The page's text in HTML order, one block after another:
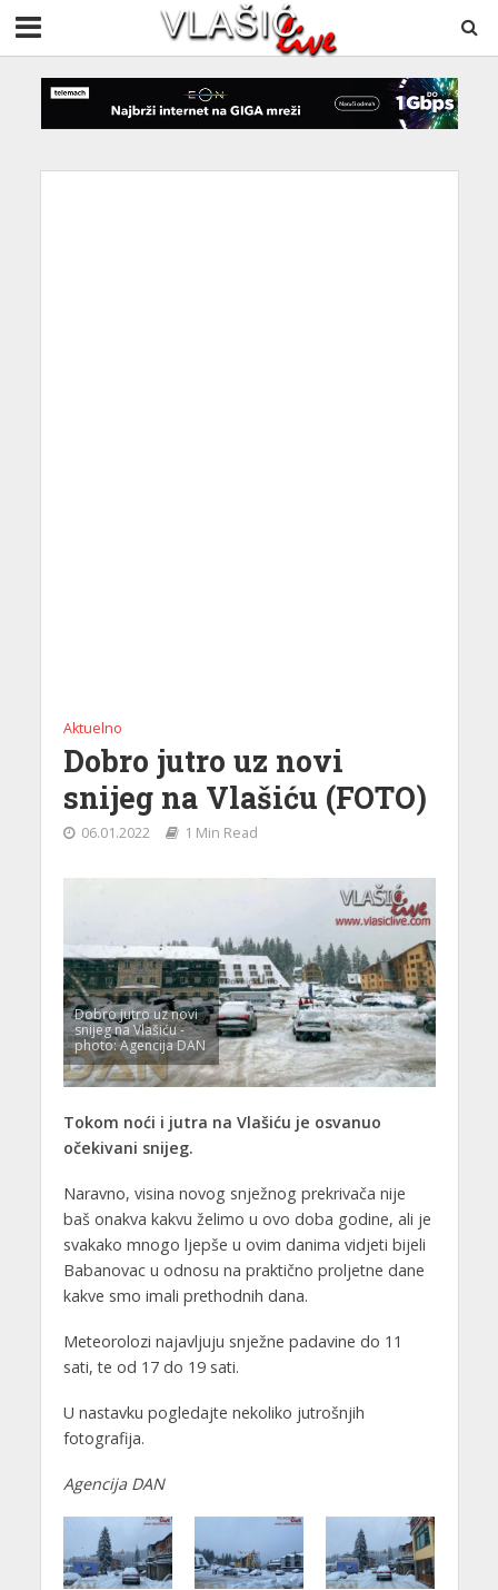
Aktuelno
Dobro jutro uz novi
snijeg na Vlašiću (FOTO)
06.01.2022 1 Min Read
Dobro jutro uz novi
snijeg na Vlašiću -
photo: Agencija DAN
Tokom noći i jutra na Vlašiću je osvanuo
očekivani snijeg.
Naravno, visina novog snježnog prekrivača nije
baš onakva kakvu želimo u ovo doba godine, ali je
svakako mnogo ljepše u ovim danima vidjeti bijeli
Babanovac u odnosu na praktično proljetne dane
kakve smo imali prethodnih dana.
Meteorolozi najavljuju snježne padavine do 11
sati, te od 17 do 19 sati.
U nastavku pogledajte nekoliko jutrošnjih
fotografija.
Agencija DAN